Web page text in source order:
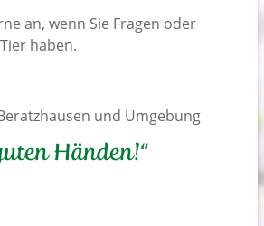
an, wenn Sie Fragen oder
haben.
und Umgebung